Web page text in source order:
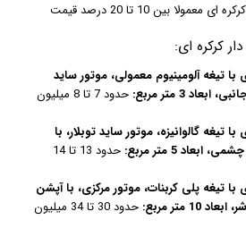
دستمزد نصب درب ریموت دار کرکره ای معمولا بین 10 تا 20 درصد قیمت
کرکره ای:
با تیغه آلومینیوم معمولی، موتور ساید
3 متر مربع:
حدود 7 تا 8 میلیون
تیغه گالوانیزه، موتور ساید توبلار، با
5 متر مربع:
حدود 13 تا 14
با تیغه پلی کربنات، موتور مرکزی، با آپشن
متر مربع:
حدود 30 تا 34 میلیون